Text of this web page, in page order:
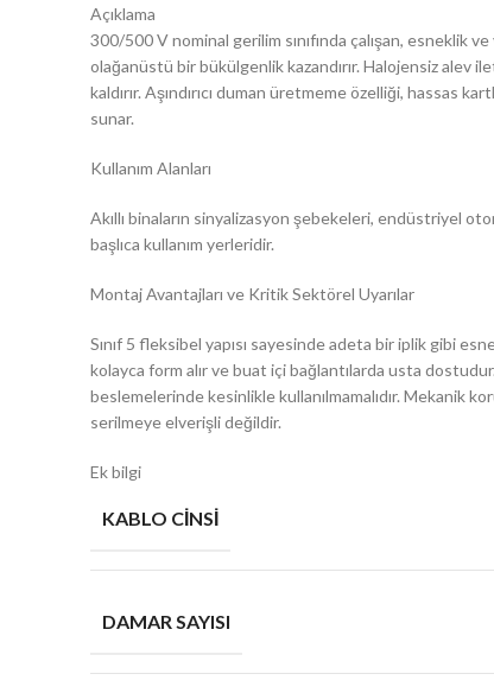
Açıklama
300/500 V nominal gerilim sınıfında çalışan, esneklik
olağanüstü bir bükülgenlik kazandırır. Halojensiz alev
kaldırır. Aşındırıcı duman üretmeme özelliği, hassas
sunar.
Kullanım Alanları
Akıllı binaların sinyalizasyon şebekeleri, endüstriyel
başlıca kullanım yerleridir.
Montaj Avantajları ve Kritik Sektörel Uyarılar
Sınıf 5 fleksibel yapısı sayesinde adeta bir iplik gibi
kolayca form alır ve buat içi bağlantılarda usta
beslemelerinde kesinlikle kullanılmamalıdır. Mekanik
serilmeye elverişli değildir.
Ek bilgi
KABLO CINSI
DAMAR SAYISI